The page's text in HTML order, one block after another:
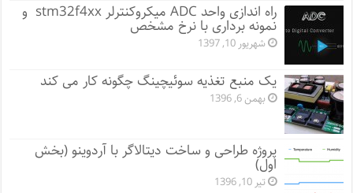
راه اندازی واحد ADC میکروکنترلر stm32f4xx و
نمونه برداری با نرخ مشخص
شهریور 10, 1397
یک منبع تغذیه سوئیچینگ چگونه کار می کند
بهمن 6, 1396
پروژه طراحی و ساخت دیتالاگر با آردوینو (بخش
اول)
تیر 10, 1396